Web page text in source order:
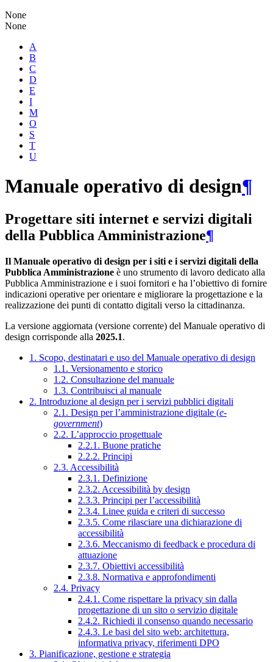
None
None
A
B
C
D
E
I
M
O
S
T
U
Manuale operativo di design¶
Progettare siti internet e servizi digitali
della Pubblica Amministrazione¶
Il Manuale operativo di design per i siti e i servizi digitali della
Pubblica Amministrazione è uno strumento di lavoro dedicato alla
Pubblica Amministrazione e i suoi fornitori e ha l’obiettivo di fornire
indicazioni operative per orientare e migliorare la progettazione e la
realizzazione dei punti di contatto digitali verso la cittadinanza.
La versione aggiornata (versione corrente) del Manuale operativo di
design corrisponde alla 2025.1.
1. Scopo, destinatari e uso del Manuale operativo di design
1.1. Versionamento e storico
1.2. Consultazione del manuale
1.3. Contribuisci al manuale
2. Introduzione al design per i servizi pubblici digitali
2.1. Design per l’amministrazione digitale (e-
government)
2.2. L’approccio progettuale
2.2.1. Buone pratiche
2.2.2. Principi
2.3. Accessibilità
2.3.1. Definizione
2.3.2. Accessibilità by design
2.3.3. Principi per l’accessibilità
2.3.4. Linee guida e criteri di successo
2.3.5. Come rilasciare una dichiarazione di
accessibilità
2.3.6. Meccanismo di feedback e procedura di
attuazione
2.3.7. Obiettivi accessibilità
2.3.8. Normativa e approfondimenti
2.4. Privacy
2.4.1. Come rispettare la privacy sin dalla
progettazione di un sito o servizio digitale
2.4.2. Richiedi il consenso quando necessario
2.4.3. Le basi del sito web: architettura,
informativa privacy, riferimenti DPO
3. Pianificazione, gestione e strategia